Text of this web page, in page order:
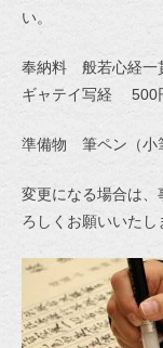
い。
奉納料 般若心経
ギャテイ写経 500
準備物 筆ペン（小
変更になる場合は、
ろしくお願いいたし